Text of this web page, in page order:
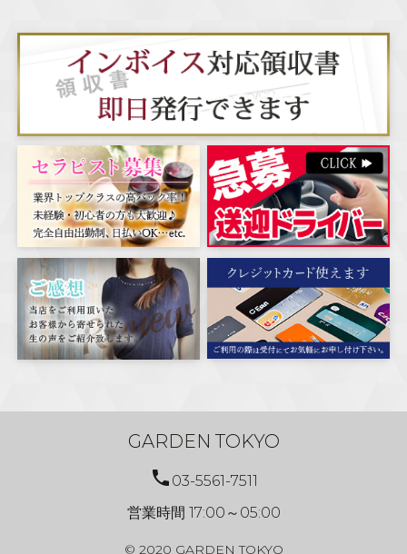
GARDEN TOKYO
phone 03-5561-7511
営業時間 17:00～05:00
© 2020 GARDEN TOKYO